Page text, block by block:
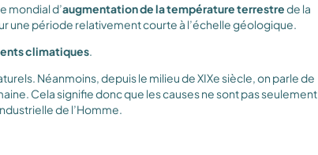
mondial d’augmentation de la température terrestrede la
une période relativement courte à l’échelle géologique.
climatiques.
Néanmoins, depuis le milieu de XIXe siècle, on parle de
Cela signifie donc que les causes ne sont pas seulement
de l’Homme.